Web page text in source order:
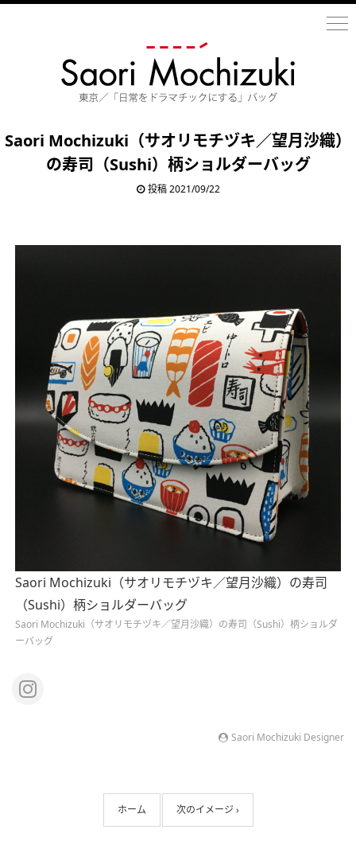
Saori Mochizuki（サオリモチヅキ／望月沙織）
の寿司（Sushi）柄ショルダーバッグ
投稿 2021/09/22
Saori Mochizuki（サオリモチヅキ／望月沙織）の寿司
（Sushi）柄ショルダーバッグ
Saori Mochizuki（サオリモチヅキ／望月沙織）の寿司（Sushi）柄ショルダ
ーバッグ
Saori Mochizuki Designer
ホーム 次のイメージ ›